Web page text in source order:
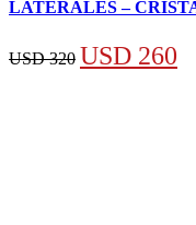
LATERALES –
USD320 El
USD 260